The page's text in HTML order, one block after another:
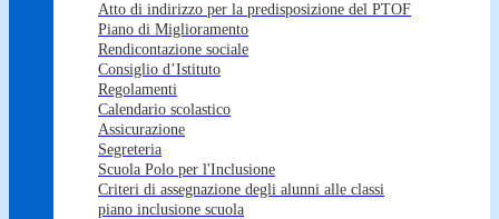
Atto di indirizzo per la predisposizione del PTOF
Piano di Miglioramento
Rendicontazione sociale
Consiglio d’Istituto
Regolamenti
Calendario scolastico
Assicurazione
Segreteria
Scuola Polo per l'Inclusione
Criteri di assegnazione degli alunni alle classi
piano inclusione scuola